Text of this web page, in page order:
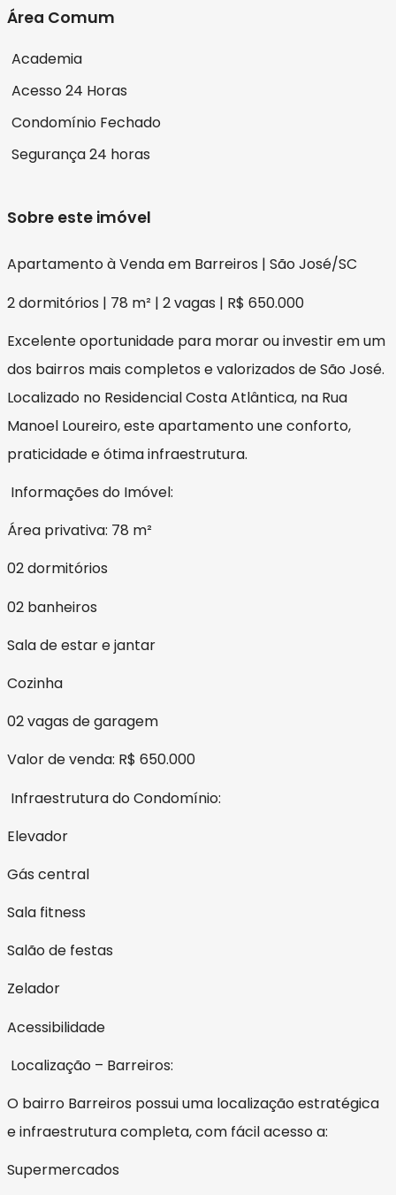
Área Comum
Academia
Acesso 24 Horas
Condomínio Fechado
Segurança 24 horas
Sobre este imóvel
Apartamento à Venda em Barreiros | São José/SC
2 dormitórios | 78 m² | 2 vagas | R$ 650.000
Excelente oportunidade para morar ou investir em um
dos bairros mais completos e valorizados de São José.
Localizado no Residencial Costa Atlântica, na Rua
Manoel Loureiro, este apartamento une conforto,
praticidade e ótima infraestrutura.
Informações do Imóvel:
Área privativa: 78 m²
02 dormitórios
02 banheiros
Sala de estar e jantar
Cozinha
02 vagas de garagem
Valor de venda: R$ 650.000
Infraestrutura do Condomínio:
Elevador
Gás central
Sala fitness
Salão de festas
Zelador
Acessibilidade
Localização – Barreiros:
O bairro Barreiros possui uma localização estratégica
e infraestrutura completa, com fácil acesso a:
Supermercados